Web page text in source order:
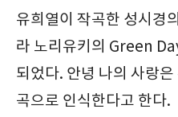
유희열이 작곡한 성시경
라 노리유키의 Green
되었다. 안녕 나의 사랑
곡으로 인식한다고 한다.